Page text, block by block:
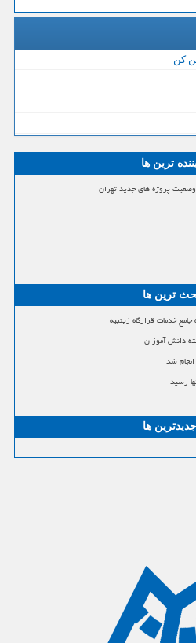
کن
ترین ها
وضعیت پروژه های جدید تهران
ترین ها
دانش آموزان
شد
جدیدترین ها